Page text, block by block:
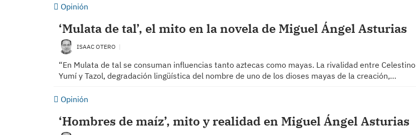
Opinión
‘Mulata de tal’, el mito en la novela de Miguel Ángel Asturias
ISAAC OTERO
“En Mulata de tal se consuman influencias tanto aztecas como mayas. La rivalidad entre Celestino
Yumí y Tazol, degradación lingüística del nombre de uno de los dioses mayas de la creación,…
Opinión
‘Hombres de maíz’, mito y realidad en Miguel Ángel Asturias